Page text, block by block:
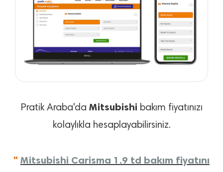
Pratik Araba'da Mitsubishi bakım fiyatınızı
kolaylıkla hesaplayabilirsiniz.
" Mitsubishi Carisma 1.9 td bakım fiyatını